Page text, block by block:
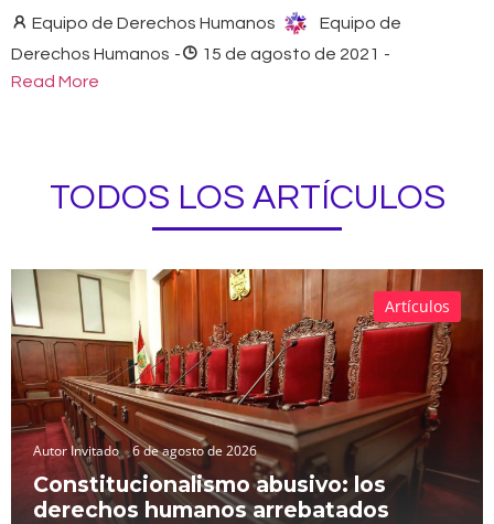
Equipo de Derechos Humanos
Equipo de
Derechos Humanos - 15 de agosto de 2021 -
Read More
TODOS LOS ARTÍCULOS
Autor Invitado 6 de agosto de 2026
Constitucionalismo abusivo: los
derechos humanos arrebatados
Artículos